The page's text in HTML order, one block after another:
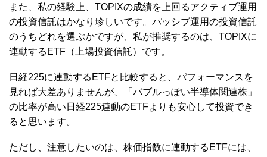
また、私の経験上、TOPIXの成績を上回るアクティブ運用
の投資信託はかなり珍しいです。パッシブ運用の投資信託
のうちどれを選ぶかですが、私が推奨するのは、TOPIXに
連動するETF（上場投資信託）です。
日経225に連動するETFと比較すると、パフォーマンスを
見れば大差ありませんが、「バブルっぽい半導体関連株」
の比率が高い日経225連動のETFよりも安心して投資でき
ると思います。
ただし、注意したいのは、株価指数に連動するETFには、